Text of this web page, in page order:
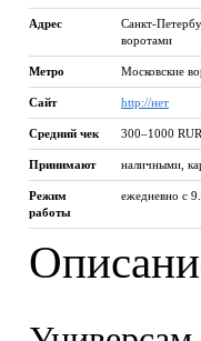
Адрес Санкт-
воротами
Метро Московские
Сайт http://нет
Средний чек 300–1000 RUR
Принимают наличными,
Режим
работы
ежедневно с